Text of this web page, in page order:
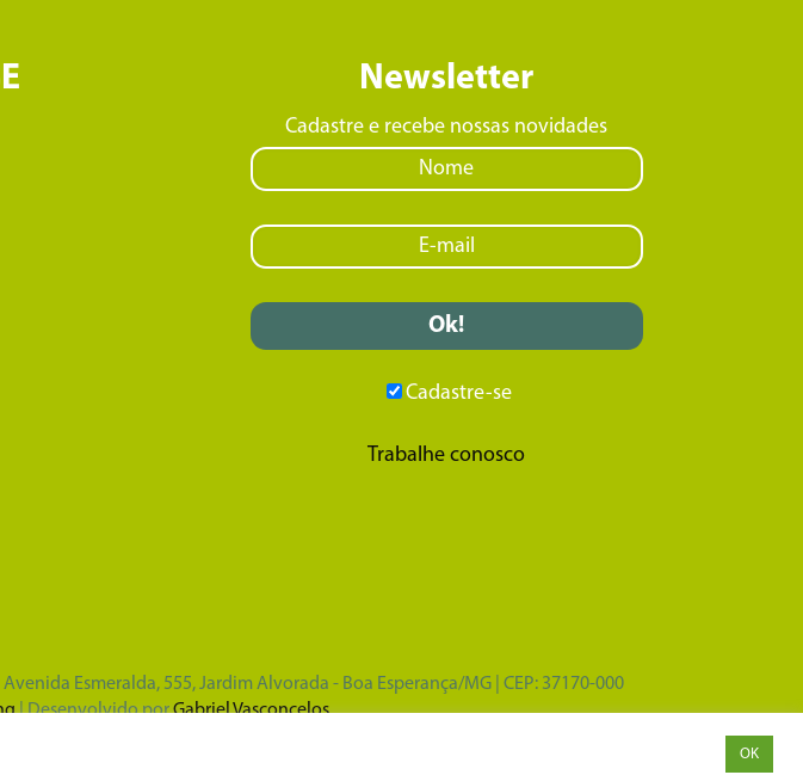
Newsletter
Cadastre e recebe nossas novidades
Cadastre-se
Trabalhe conosco
Esmeralda, 555, Jardim Alvorada - Boa Esperança/MG | CEP: 37170-000
| Desenvolvido porGabriel Vasconcelos
OK